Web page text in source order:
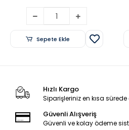
Sepete Ekle
Hızlı Kargo
Siparişleriniz en kısa sürede
Güvenli Alışveriş
Güvenli ve kolay ödeme